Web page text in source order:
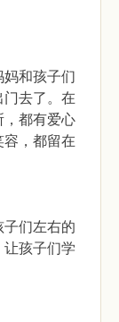
和孩子们
去了。在
，都有爱心
，都留在
们左右的
孩子们学